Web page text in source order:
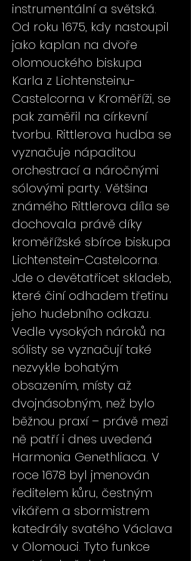
instrumentální a světská.
Od roku 1675, kdy nastoupil
jako kaplan na dvoře
olomouckého biskupa
Karla z Lichtensteinu-
Castelcorna v Kroměříži, se
pak zaměřil na církevní
tvorbu. Rittlerova hudba se
vyznačuje nápaditou
orchestrací a náročnými
sólovými party. Většina
známého Rittlerova díla se
dochovala právě díky
kroměřížské sbírce biskupa
Lichtenstein-Castelcorna.
Jde o devětatřicet skladeb,
které činí odhadem třetinu
jeho hudebního odkazu.
Vedle vysokých nároků na
sólisty se vyznačují také
nezvykle bohatým
obsazením, místy až
dvojnásobným, než bylo
běžnou praxí – právě mezi
ně patří i dnes uvedená
Harmonia Genethliaca. V
roce 1678 byl jmenován
ředitelem kůru, čestným
vikářem a sbormistrem
katedrály svatého Václava
v Olomouci. Tyto funkce